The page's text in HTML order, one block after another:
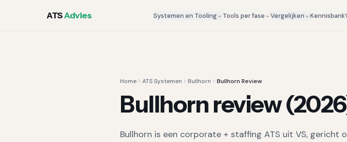
ATSAdvies Systemen en Tooling Tools per fase Vergelijken Kennisbank
Home ATS Systemen Bullhorn Bullhorn Review
Bullhornreview (2026
Bullhorn is een corporate + staffing ATS uit VS, gericht